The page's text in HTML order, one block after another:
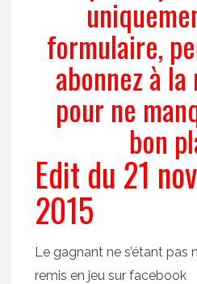
formulaire,
abonnez à
pour ne
bon
Edit du 21
2015
Le gagnant ne s’étant
remis en jeu sur facebook